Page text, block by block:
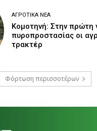
ΑΓΡΟΤΙΚΆ ΝΈΑ
Κομοτηνή: Στην πρώτη
πυροπροστασίας οι
τρακτέρ
Φόρτωση περισσοτέρων